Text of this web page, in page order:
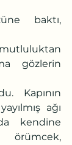
gözlerin
ağı
kendine